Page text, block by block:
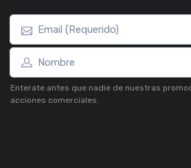
Enterate antes que nadie de nuestras
acciones comerciales.